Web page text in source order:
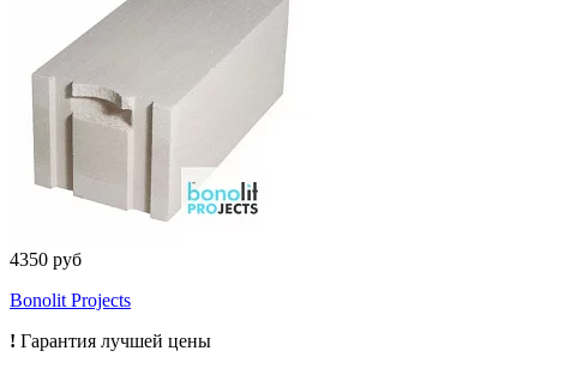
4350 руб
Bonolit Projects
! Гарантия лучшей цены